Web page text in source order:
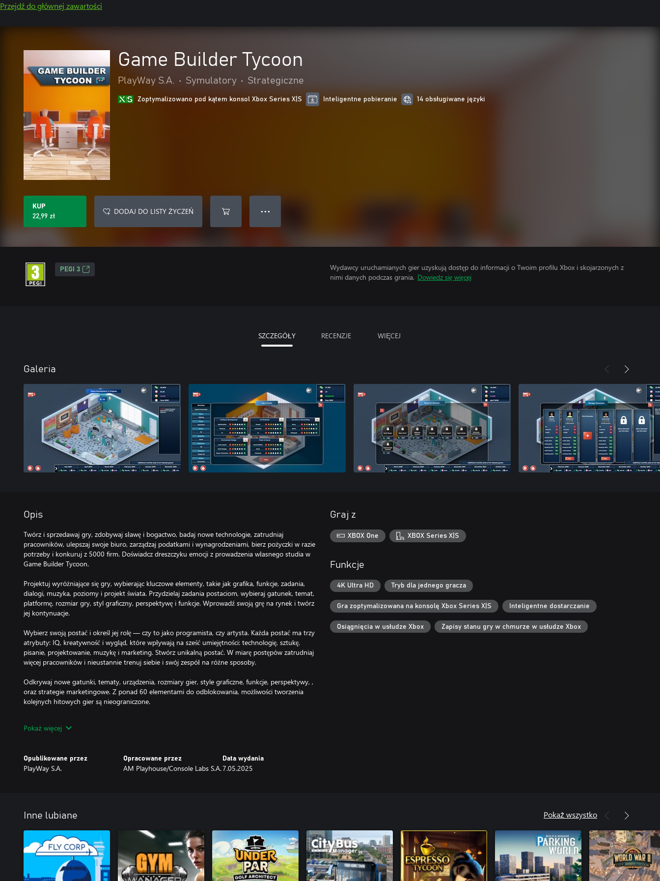
Przejdź do głównej zawartości
Game Builder Tycoon
PlayWay S.A. • Symulatory • Strategiczne
Zoptymalizowano pod kątem konsol Xbox Series X|S Inteligentne pobieranie 14 obsługiwane języki
KUP
22,99 zł
DODAJ DO LISTY ŻYCZEŃ ● ● ●
PEGI 3
Wydawcy uruchamianych gier uzyskują dostęp do informacji o Twoim profilu Xbox i skojarzonych z
nimi danych podczas grania. Dowiedz się więcej
SZCZEGÓŁY RECENZJE WIĘCEJ
Galeria
Opis
Twórz i sprzedawaj gry, zdobywaj sławę i bogactwo, badaj nowe technologie, zatrudniaj
pracowników, ulepszaj swoje biuro, zarządzaj podatkami i wynagrodzeniami, bierz pożyczki w razie
potrzeby i konkuruj z 5000 firm. Doświadcz dreszczyku emocji z prowadzenia własnego studia w
Game Builder Tycoon.
Projektuj wyróżniające się gry, wybierając kluczowe elementy, takie jak grafika, funkcje, zadania,
dialogi, muzyka, poziomy i projekt świata. Przydzielaj zadania postaciom, wybieraj gatunek, temat,
platformę, rozmiar gry, styl graficzny, perspektywę i funkcje. Wprowadź swoją grę na rynek i twórz
jej kontynuacje.
Wybierz swoją postać i określ jej rolę — czy to jako programista, czy artysta. Każda postać ma trzy
atrybuty: IQ, kreatywność i wygląd, które wpływają na sześć umiejętności: technologię, sztukę,
pisanie, projektowanie, muzykę i marketing. Stwórz unikalną postać. W miarę postępów zatrudniaj
więcej pracowników i nieustannie trenuj siebie i swój zespół na różne sposoby.
Odkrywaj nowe gatunki, tematy, urządzenia, rozmiary gier, style graficzne, funkcje, perspektywy, ,
oraz strategie marketingowe. Z ponad 60 elementami do odblokowania, możliwości tworzenia
kolejnych hitowych gier są nieograniczone.
zatrudnić nowych pracowników, zwiększając możliwości swojego zespołu, aby tworzyć większe i
Brakuje Ci motywacji? Nie martw się, konkurujesz z 5000 innymi firmami. Są one inteligentne i
pracowite, tak jak Twój zespół. Twórz lepsze gry i stosuj skuteczne taktyki marketingowe, aby
Pokaż więcej
Opublikowane przez
PlayWay S.A.
Opracowane przez
AM Playhouse/Console Labs S.A.
Data wydania
7.05.2025
Graj z
XBOX One XBOX Series X|S
Funkcje
4K Ultra HD Tryb dla jednego gracza
Gra zoptymalizowana na konsolę Xbox Series X|S Inteligentne dostarczanie
Osiągnięcia w usłudze Xbox Zapisy stanu gry w chmurze w usłudze Xbox
Inne lubiane Pokaż wszystko